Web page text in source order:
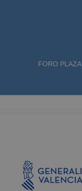
FORO PLAZA